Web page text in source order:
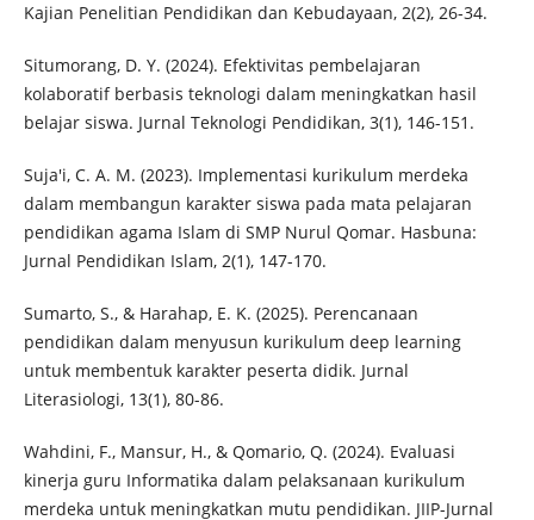
Kajian Penelitian Pendidikan dan Kebudayaan, 2(2), 26-34.
Situmorang, D. Y. (2024). Efektivitas pembelajaran
kolaboratif berbasis teknologi dalam meningkatkan hasil
belajar siswa. Jurnal Teknologi Pendidikan, 3(1), 146-151.
Suja'i, C. A. M. (2023). Implementasi kurikulum merdeka
dalam membangun karakter siswa pada mata pelajaran
pendidikan agama Islam di SMP Nurul Qomar. Hasbuna:
Jurnal Pendidikan Islam, 2(1), 147-170.
Sumarto, S., & Harahap, E. K. (2025). Perencanaan
pendidikan dalam menyusun kurikulum deep learning
untuk membentuk karakter peserta didik. Jurnal
Literasiologi, 13(1), 80-86.
Wahdini, F., Mansur, H., & Qomario, Q. (2024). Evaluasi
kinerja guru Informatika dalam pelaksanaan kurikulum
merdeka untuk meningkatkan mutu pendidikan. JIIP-Jurnal